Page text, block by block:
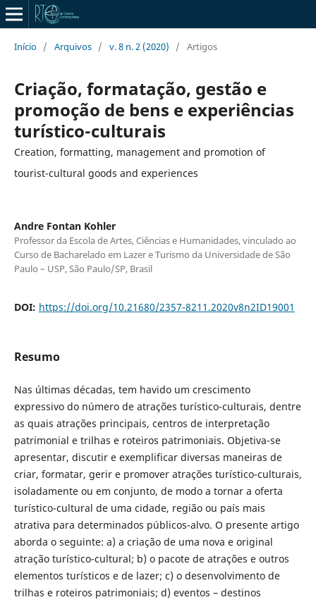
Início / Arquivos / v. 8 n. 2 (2020) / Artigos
Criação, formatação, gestão e
promoção de bens e experiências
turístico-culturais
Creation, formatting, management and promotion of
tourist-cultural goods and experiences
Andre Fontan Kohler
Professor da Escola de Artes, Ciências e Humanidades, vinculado ao
Curso de Bacharelado em Lazer e Turismo da Universidade de São
Paulo – USP, São Paulo/SP, Brasil
DOI: https://doi.org/10.21680/2357-8211.2020v8n2ID19001
Resumo
Nas últimas décadas, tem havido um crescimento
expressivo do número de atrações turístico-culturais, dentre
as quais atrações principais, centros de interpretação
patrimonial e trilhas e roteiros patrimoniais. Objetiva-se
apresentar, discutir e exemplificar diversas maneiras de
criar, formatar, gerir e promover atrações turístico-culturais,
isoladamente ou em conjunto, de modo a tornar a oferta
turístico-cultural de uma cidade, região ou país mais
atrativa para determinados públicos-alvo. O presente artigo
aborda o seguinte: a) a criação de uma nova e original
atração turístico-cultural; b) o pacote de atrações e outros
elementos turísticos e de lazer; c) o desenvolvimento de
trilhas e roteiros patrimoniais; d) eventos – destinos